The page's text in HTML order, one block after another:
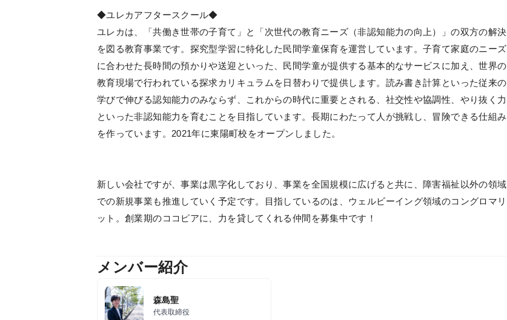
◆ユレカアフタースクール◆
ユレカは、「共働き世帯の子育て」と「次世代の教育ニーズ（非認知能力の向上）」の双方の解決
を図る教育事業です。探究型学習に特化した民間学童保育を運営しています。子育て家庭のニーズ
に合わせた長時間の預かりや送迎といった、民間学童が提供する基本的なサービスに加え、世界の
教育現場で行われている探求カリキュラムを日替わりで提供します。読み書き計算といった従来の
学びで伸びる認知能力のみならず、これからの時代に重要とされる、社交性や協調性、やり抜く力
といった非認知能力を育むことを目指しています。長期にわたって人が挑戦し、冒険できる仕組み
を作っています。2021年に東陽町校をオープンしました。
新しい会社ですが、事業は黒字化しており、事業を全国規模に広げると共に、障害福祉以外の領域
での新規事業も推進していく予定です。目指しているのは、ウェルビーイング領域のコングロマリ
ット。創業期のココピアに、力を貸してくれる仲間を募集中です！
メンバー紹介
森島聖
代表取締役